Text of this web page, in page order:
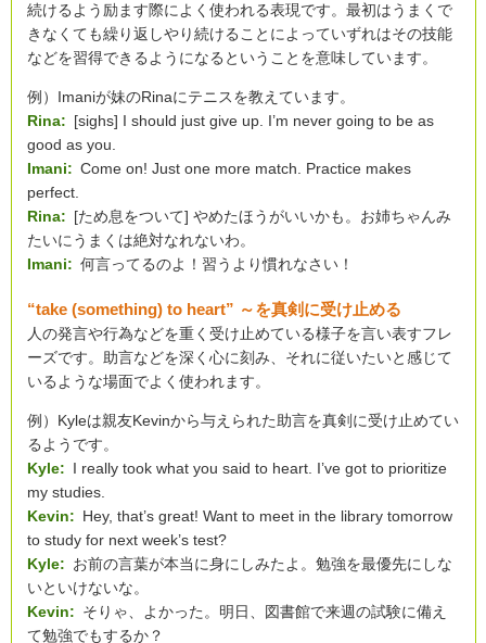
続けるよう励ます際によく使われる表現です。最初はうまくで
きなくても繰り返しやり続けることによっていずれはその技能
などを習得できるようになるということを意味しています。
例）Imaniが妹のRinaにテニスを教えています。
Rina: [sighs] I should just give up. I’m never going to be as
good as you.
Imani: Come on! Just one more match. Practice makes
perfect.
Rina: [ため息をついて] やめたほうがいいかも。お姉ちゃんみ
たいにうまくは絶対なれないわ。
Imani: 何言ってるのよ！習うより慣れなさい！
“take (something) to heart” ～を真剣に受け止める
人の発言や行為などを重く受け止めている様子を言い表すフレ
ーズです。助言などを深く心に刻み、それに従いたいと感じて
いるような場面でよく使われます。
例）Kyleは親友Kevinから与えられた助言を真剣に受け止めてい
るようです。
Kyle: I really took what you said to heart. I’ve got to prioritize
my studies.
Kevin: Hey, that’s great! Want to meet in the library tomorrow
to study for next week’s test?
Kyle: お前の言葉が本当に身にしみたよ。勉強を最優先にしな
いといけないな。
Kevin: そりゃ、よかった。明日、図書館で来週の試験に備え
て勉強でもするか？